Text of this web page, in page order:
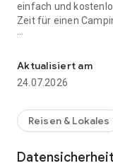
einfach und
Zeit für einen
Alpen oder
Atlantikküste –
🔍 Stellplätze
Suche in über
Stellplätzen von
Aktualisiert am
24.07.2026
Reisen & Lokales
Datensicherheit